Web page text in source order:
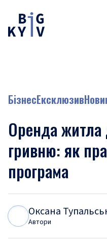
БізнесЕксклюзив
Оренда
гривню: як
програма
Оксана
Автори